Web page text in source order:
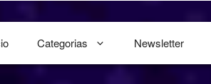
Categorias Newsletter